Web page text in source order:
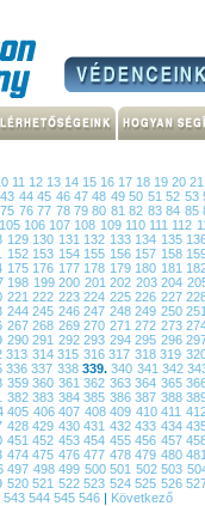
11 12 13 14 15 16 17 18 1920
43 4445 464748 4950 5152 53
75 7677 787980 8182 8384 85
105 106 107 108 109 110 111 112
129 130 131 132 133 134 135
152 153 154 155 156 157 158
175 176 177 178 179 180 181
198 199 200 201 202 203 204
221222 223224 225226 227
244245 246247 248249 250251
267268 269270 271272 273
290291 292293 294295 296
313 314 315 316 317 318 319
336337 338 339. 340 341 342
359360 361362 363364 365
382383 384385 386387 388
405 406 407 408 409 410 411
428429 430431 432433 434
451452 453454 455456 457
474475 476477 478479 480481
497 498 499 500 501 502 503
520521 522523 524525 526
543 544 545 546 | Következő